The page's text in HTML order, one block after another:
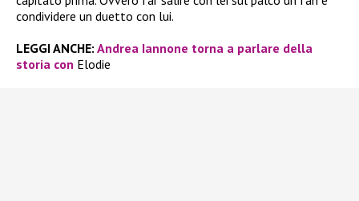
condividere un duetto con lui.
LEGGI ANCHE: Andrea Iannone torna a parlare della
storia con Elodie